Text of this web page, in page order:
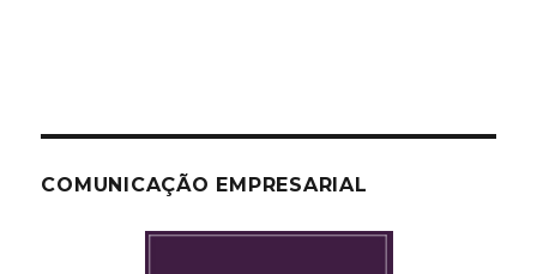
COMUNICAÇÃO EMPRESARIAL